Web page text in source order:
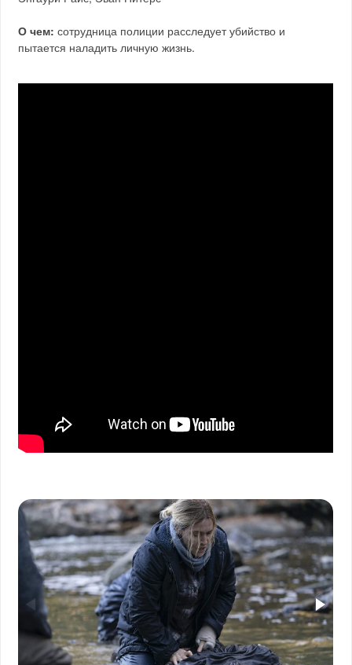
О чем: сотрудница полиции расследует убийство и
пытается наладить личную жизнь.